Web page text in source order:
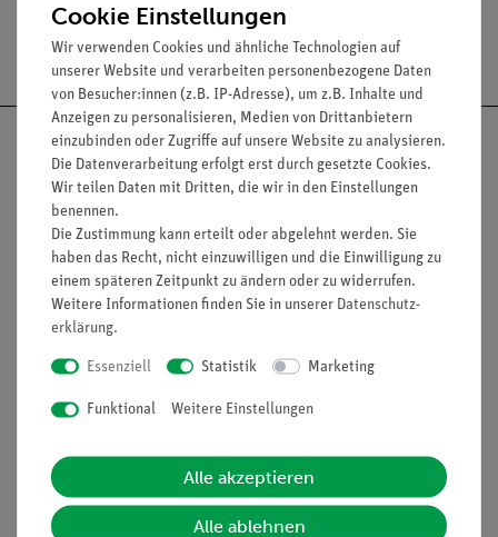
Versandkostenfrei ab 300,- €
Informationen
Projekte und Lösungen
Presse
Stellenangebote
Service
Beratung & Showroom
Inventarisierungs- &
Einräumservice
Inbetriebnahme & Schulungen
Cookie Einstellungen
Wir verwenden Cookies und ähnliche Technologien auf
unserer Website und verarbeiten personenbezogene Daten
von Besucher:innen (z.B. IP-Adresse), um z.B. Inhalte und
Anzeigen zu personalisieren, Medien von Drittanbietern
einzubinden oder Zugriffe auf unsere Website zu analysieren.
Die Datenverarbeitung erfolgt erst durch gesetzte Cookies.
Wir teilen Daten mit Dritten, die wir in den Einstellungen
benennen.
Die Zustimmung kann erteilt oder abgelehnt werden. Sie
haben das Recht, nicht einzuwilligen und die Einwilligung zu
einem späteren Zeitpunkt zu ändern oder zu widerrufen.
Weitere Informationen finden Sie in unserer Daten­schutz­
erklärung.
Essenziell Statistik Marketing
Funktional Weitere Einstellungen
Alle akzeptieren
Alle ablehnen